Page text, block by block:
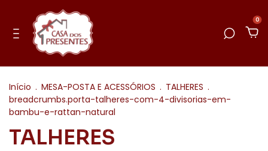
0
Início . MESA-POSTA E ACESSÓRIOS . TALHERES .
breadcrumbs.porta-talheres-com-4-divisorias-em-
bambu-e-rattan-natural
TALHERES